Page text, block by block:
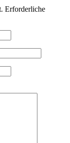
Erforderliche